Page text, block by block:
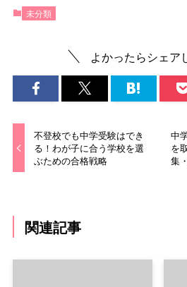
未分類
よかったらシェア
不登校でも中学受験はでき
る！わが子に合う学校を選
ぶための合格戦略
中
を
集
関連記事